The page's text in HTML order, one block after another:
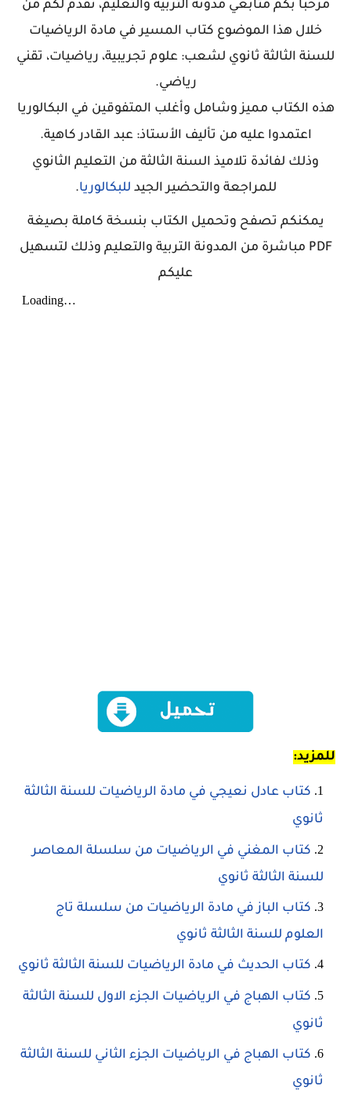
مرحبا بكم متابعي مدونة التربية والتعليم، نقدم لكم من
خلال هذا الموضوع كتاب المسير في مادة الرياضيات
للسنة الثالثة ثانوي لشعب: علوم تجريبية، رياضيات، تقني
رياضي.
هذه الكتاب مميز وشامل وأغلب المتفوقين في البكالوريا
اعتمدوا عليه من تأليف الأستاذ: عبد القادركاهية.
وذلك لفائدة تلاميذ السنة الثالثة من التعليم الثانوي
للمراجعة والتحضير الجيد للبكالوريا.
يمكنكم تصفح وتحميل الكتاب بنسخة كاملة بصيغة
PDF مباشرة من المدونة التربية والتعليم وذلك لتسهيل
عليكم
للمزيد:
كتاب عادل نعيجي في مادة الرياضيات للسنة الثالثة
ثانوي
كتاب المغني في الرياضيات من سلسلة المعاصر
للسنة الثالثة ثانوي
كتاب الباز في مادة الرياضيات من سلسلة تاج
العلوم للسنة الثالثة ثانوي
كتاب الحديث في مادة الرياضيات للسنة الثالثة ثانوي
كتاب الهباج في الرياضيات الجزء الاول للسنة الثالثة
ثانوي
كتاب الهباج في الرياضيات الجزء الثاني للسنة الثالثة
ثانوي